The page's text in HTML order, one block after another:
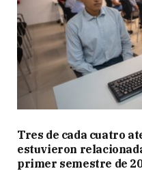
Tres de cada cuatro
estuvieron
primer semestre de